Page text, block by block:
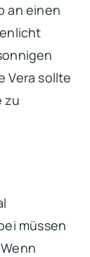
an einen
Vera sollte
zu
müssen